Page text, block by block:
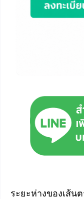
ระยะห่างของเส้น